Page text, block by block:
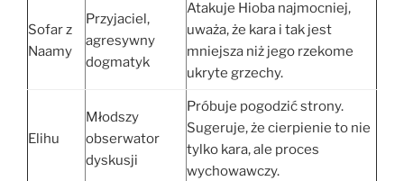
Sofar z
Naamy
Przyjaciel,
agresywny
dogmatyk
Atakuje Hioba najmocniej,
uważa, że kara i tak jest
mniejsza niż jego rzekome
ukryte grzechy.
Elihu
Młodszy
obserwator
dyskusji
Próbuje pogodzić strony.
Sugeruje, że cierpienie to nie
tylko kara, ale proces
wychowawczy.